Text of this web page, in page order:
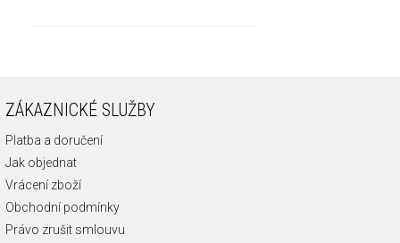
ZÁKAZNICKÉ SLUŽBY
Platba a doručení
Jak objednat
Vrácení zboží
Obchodní podmínky
Právo zrušit smlouvu